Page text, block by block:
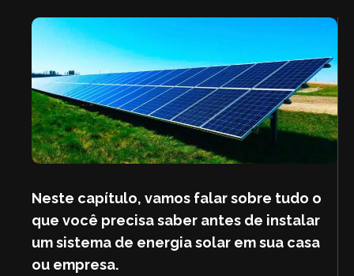
Neste capítulo, vamos falar sobre tudo o
que você precisa saber antes de instalar
um sistema de energia solar em sua casa
ou empresa.